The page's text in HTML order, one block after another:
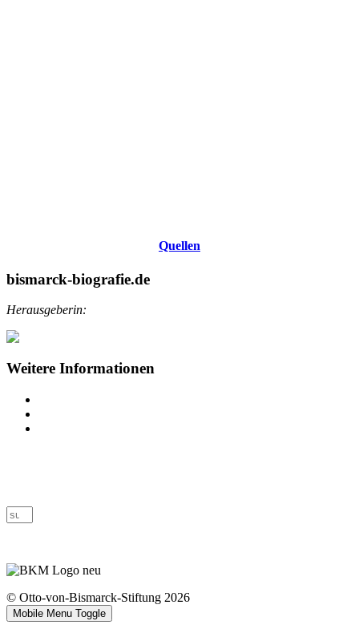
Quellen
bismarck-biografie.de
Herausgeberin:
Weitere Informationen
© Otto-von-Bismarck-Stiftung 2026
Mobile Menu Toggle